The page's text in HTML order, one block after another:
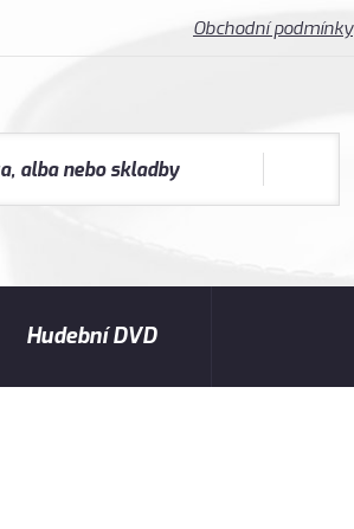
Obchodní podmínky
Hudební DVD